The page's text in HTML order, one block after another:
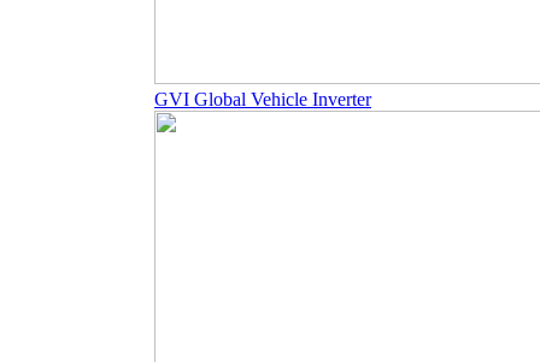
GVI Global Vehicle Inverter